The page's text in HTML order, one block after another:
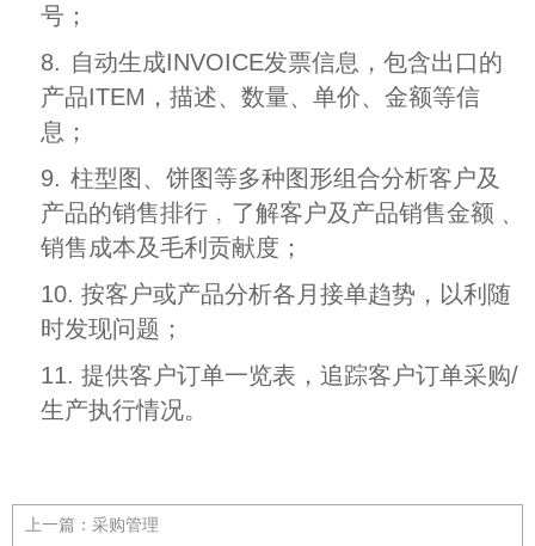
号；
8. 自动生成INVOICE发票信息，包含出口的
产品ITEM，描述、数量、单价、金额等信
息；
9. 柱型图、饼图等多种图形组合分析客户及
产品的销售排行﹐了解客户及产品销售金额﹑
销售成本及毛利贡献度；
10. 按客户或产品分析各月接单趋势，以利随
时发现问题；
11. 提供客户订单一览表，追踪客户订单采购/
生产执行情况。
上一篇： 采购管理